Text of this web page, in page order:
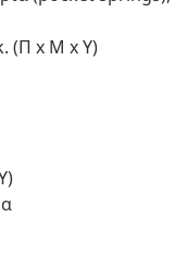
(Π x Μ x Υ)